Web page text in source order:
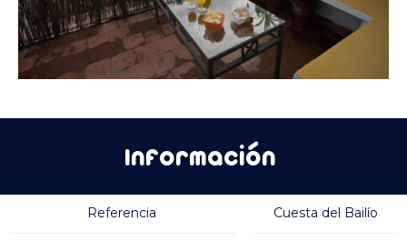
Información
Referencia Cuesta del Bailío